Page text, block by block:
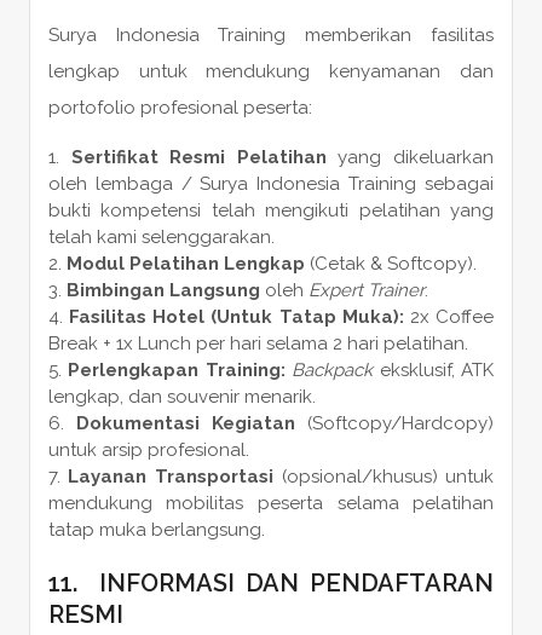
Surya Indonesia Training memberikan fasilitas
lengkap untuk mendukung kenyamanan dan
portofolio profesional peserta:
Sertifikat Resmi Pelatihan yang dikeluarkan
oleh lembaga / Surya Indonesia Training sebagai
bukti kompetensi telah mengikuti pelatihan yang
telah kami selenggarakan.
Modul Pelatihan Lengkap (Cetak & Softcopy).
Bimbingan Langsung oleh Expert Trainer.
Fasilitas Hotel (Untuk Tatap Muka): 2x Coffee
Break + 1x Lunch per hari selama 2 hari pelatihan.
Perlengkapan Training: Backpackeksklusif, ATK
lengkap, dan souvenir menarik.
Dokumentasi Kegiatan (Softcopy/Hardcopy)
untuk arsip profesional.
Layanan Transportasi (opsional/khusus) untuk
mendukung mobilitas peserta selama pelatihan
tatap muka berlangsung.
11. INFORMASI DAN PENDAFTARAN
RESMI